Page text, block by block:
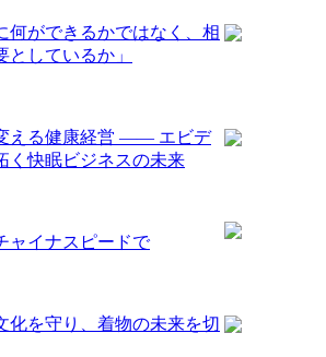
何ができるかではなく、相
としているか」
える健康経営 ―― エビデ
く快眠ビジネスの未来
ャイナスピードで
化を守り、着物の未来を切